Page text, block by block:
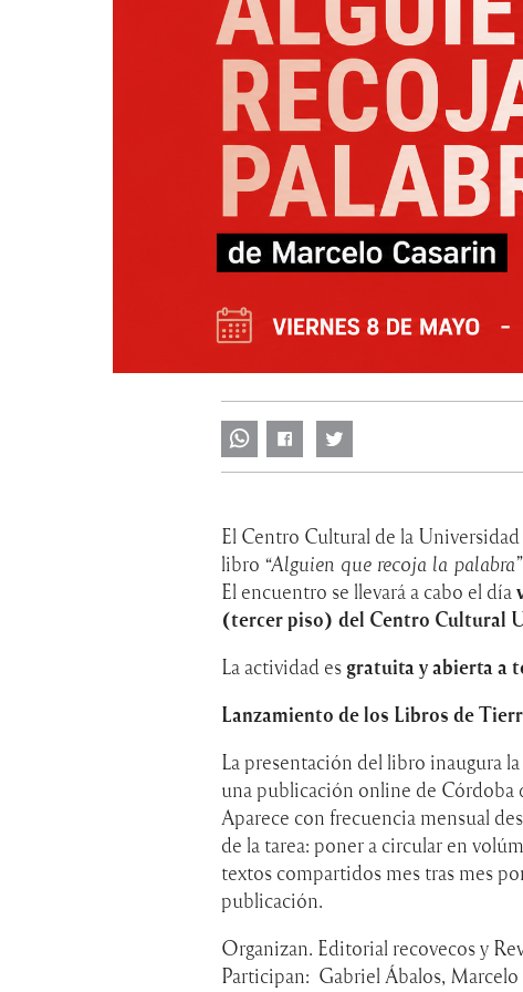
El Centro Cultural de la
libro “Alguien que recoja la palabra”
El encuentro se llevará a cabo el día
(tercer piso) del Centro Cultural
La actividad es gratuita y abierta a
Lanzamiento de los Libros de
La presentación del libro inaugura
una publicación online de Córdoba
Aparece con frecuencia mensual
de la tarea: poner a circular en
textos compartidos mes tras mes
publicación.
Organizan. Editorial recovecos y
Participan: Gabriel Ábalos,